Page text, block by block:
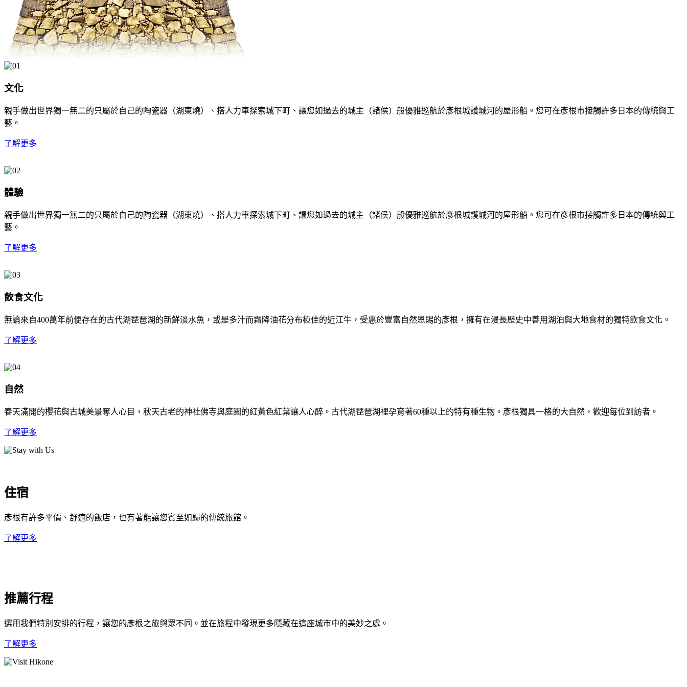
文化
親手做出世界獨一無二的只屬於自己的陶瓷器（湖東燒）、搭人力車探索城下町、讓您如過去的城主（諸侯）般優雅巡航於彥根城護城河的屋形船。您可在彥根市接觸許多日本的傳統與工
藝。
了解更多
體驗
親手做出世界獨一無二的只屬於自己的陶瓷器（湖東燒）、搭人力車探索城下町、讓您如過去的城主（諸侯）般優雅巡航於彥根城護城河的屋形船。您可在彥根市接觸許多日本的傳統與工
藝。
了解更多
飲食文化
無論來自400萬年前便存在的古代湖琵琶湖的新鮮淡水魚，或是多汁而霜降油花分布極佳的近江牛，受惠於豐富自然恩賜的彥根，擁有在漫長歷史中善用湖泊與大地食材的獨特飲食文化。
了解更多
自然
春天滿開的櫻花與古城美景奪人心目，秋天古老的神社佛寺與庭園的紅黃色紅葉讓人心醉。古代湖琵琶湖裡孕育著60種以上的特有種生物。彥根獨具一格的大自然，歡迎每位到訪者。
了解更多
住宿
彥根有許多平價、舒適的飯店，也有著能讓您賓至如歸的傳統旅館。
了解更多
推薦行程
選用我們特別安排的行程，讓您的彥根之旅與眾不同。並在旅程中發現更多隱藏在這座城市中的美妙之處。
了解更多